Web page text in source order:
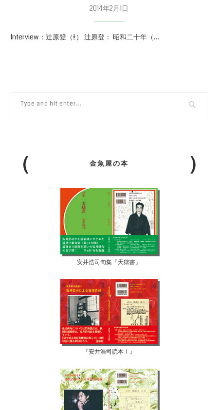
2014年2月1日
Interview：辻原登（1/2） 辻原登： 昭和二十年（…
金魚屋の本
安井浩司句集『天獄書』
『安井浩司読本Ⅰ』